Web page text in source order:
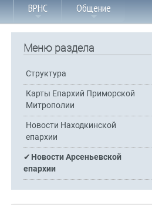
ВРНС Общение
Меню раздела
Структура
Карты Епархий Приморской
Митрополии
Новости Находкинской
епархии
Новости Арсеньевской
епархии